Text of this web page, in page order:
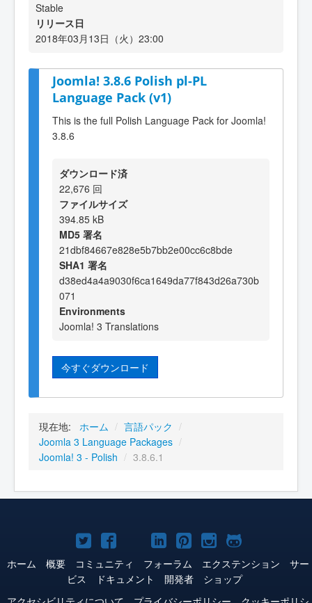
Stable
リリース日
2018年03月13日（火）23:00
Joomla! 3.8.6 Polish pl-PL
Language Pack (v1)
This is the full Polish Language Pack for Joomla!
3.8.6
ダウンロード済
22,676 回
ファイルサイズ
394.85 kB
MD5 署名
21dbf84667e828e5b7bb2e00cc6c8bde
SHA1 署名
d38ed4a4a9030f6ca1649da77f843d26a730b
071
Environments
Joomla! 3 Translations
今すぐダウンロード
現在地: ホーム / 言語パック /
Joomla 3 Language Packages /
Joomla! 3 - Polish / 3.8.6.1
Joomla!
Twitter
Joomla!
Facebook
Joomla!
YouTube
Joomla!
LinkedIn
Joomla!
Pinterest
Joomla!
Instagram
Joomla!
GitHub
ホーム 概要 コミュニティ フォーラム エクステンション
サー
ビス
ドキュメント 開発者
ショップ